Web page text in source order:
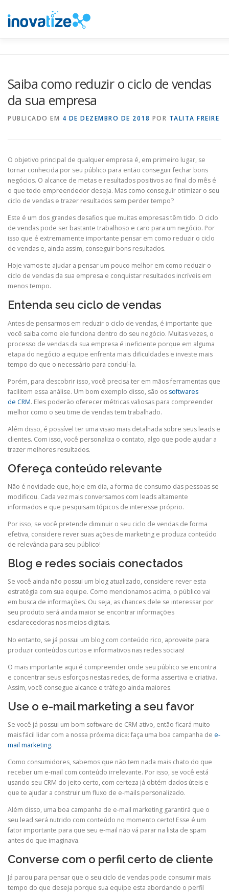
para
Saiba como reduzir o ciclo de vendas
da sua empresa
PUBLICADO EM 4 DE DEZEMBRO DE 2018 POR TALITA FREIRE
O objetivo principal de qualquer empresa é, em primeiro lugar, se
tornar conhecida por seu público para então conseguir fechar bons
negócios. O alcance de metas e resultados positivos ao final do mês é
o que todo empreendedor deseja. Mas como conseguir otimizar o seu
ciclo de vendas e trazer resultados sem perder tempo?
Este é um dos grandes desafios que muitas empresas têm tido. O ciclo
de vendas pode ser bastante trabalhoso e caro para um negócio. Por
isso que é extremamente importante pensar em como reduzir o ciclo
de vendas e, ainda assim, conseguir bons resultados.
Hoje vamos te ajudar a pensar um pouco melhor em como reduzir o
ciclo de vendas da sua empresa e conquistar resultados incríveis em
menos tempo.
Entenda seu ciclo de vendas
Antes de pensarmos em reduzir o ciclo de vendas, é importante que
você saiba como ele funciona dentro do seu negócio. Muitas vezes, o
processo de vendas da sua empresa é ineficiente porque em alguma
etapa do negócio a equipe enfrenta mais dificuldades e investe mais
tempo do que o necessário para concluí-la.
Porém, para descobrir isso, você precisa ter em mãos ferramentas que
facilitem essa análise. Um bom exemplo disso, são os softwares
de CRM. Eles poderão oferecer métricas valiosas para compreender
melhor como o seu time de vendas tem trabalhado.
Além disso, é possível ter uma visão mais detalhada sobre seus leads e
clientes. Com isso, você personaliza o contato, algo que pode ajudar a
trazer melhores resultados.
Ofereça conteúdo relevante
Não é novidade que, hoje em dia, a forma de consumo das pessoas se
modificou. Cada vez mais conversamos com leads altamente
informados e que pesquisam tópicos de interesse próprio.
Por isso, se você pretende diminuir o seu ciclo de vendas de forma
efetiva, considere rever suas ações de marketing e produza conteúdo
de relevância para seu público!
Blog e redes sociais conectados
Se você ainda não possui um blog atualizado, considere rever esta
estratégia com sua equipe. Como mencionamos acima, o público vai
em busca de informações. Ou seja, as chances dele se interessar por
seu produto será ainda maior se encontrar informações
esclarecedoras nos meios digitais.
No entanto, se já possui um blog com conteúdo rico, aproveite para
produzir conteúdos curtos e informativos nas redes sociais!
O mais importante aqui é compreender onde seu público se encontra
e concentrar seus esforços nestas redes, de forma assertiva e criativa.
Assim, você consegue alcance e tráfego ainda maiores.
Use o e-mail marketing a seu favor
Se você já possui um bom software de CRM ativo, então ficará muito
mais fácil lidar com a nossa próxima dica: faça uma boa campanha de e-
mail marketing.
Como consumidores, sabemos que não tem nada mais chato do que
receber um e-mail com conteúdo irrelevante. Por isso, se você está
usando seu CRM do jeito certo, com certeza já obtém dados úteis e
que te ajudar a construir um fluxo de e-mails personalizado.
Além disso, uma boa campanha de e-mail marketing garantirá que o
seu lead será nutrido com conteúdo no momento certo! Esse é um
fator importante para que seu e-mail não vá parar na lista de spam
antes do que imaginava.
Converse com o perfil certo de cliente
Já parou para pensar que o seu ciclo de vendas pode consumir mais
tempo do que deseja porque sua equipe esta abordando o perfil